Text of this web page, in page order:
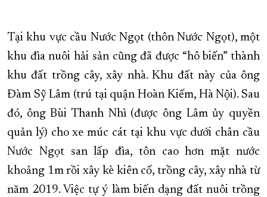
Tại khu vực cầu Nước Ngọt (thôn Nước Ngọt), một
khu đìa nuôi hải sản cũng đã được “hô biến” thành
khu đất trồng cây, xây nhà. Khu đất này của ông
Đàm Sỹ Lâm (trú tại quận Hoàn Kiếm, Hà Nội). Sau
đó, ông Bùi Thanh Nhì (được ông Lâm ủy quyền
quản lý) cho xe múc cát tại khu vực dưới chân cầu
Nước Ngọt san lấp đìa, tôn cao hơn mặt nước
khoảng 1m rồi xây kè kiên cố, trồng cây, xây nhà từ
năm 2019. Việc tự ý làm biến dạng đất nuôi trồng